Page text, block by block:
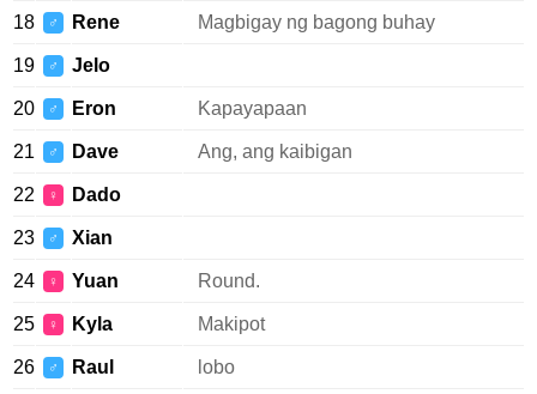
18 ♂ Rene Magbigay ng bagong buhay
19 ♂ Jelo
20 ♂ Eron Kapayapaan
21 ♂ Dave Ang, ang kaibigan
22 ♀ Dado
23 ♂ Xian
24 ♀ Yuan Round.
25 ♀ Kyla Makipot
26 ♂ Raul lobo